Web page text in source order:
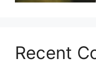
Recent